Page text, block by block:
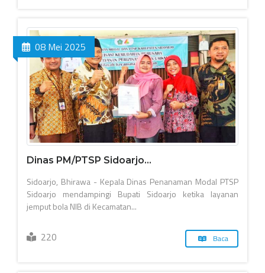
08 Mei 2025
Dinas PM/PTSP Sidoarjo...
Sidoarjo, Bhirawa - Kepala Dinas Penanaman Modal PTSP
Sidoarjo mendampingi Bupati Sidoarjo ketika layanan
jemput bola NIB di Kecamatan...
220 Baca